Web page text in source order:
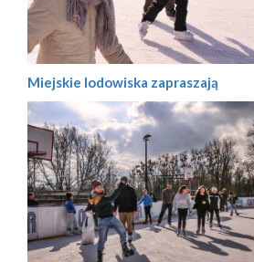
Miejskie lodowiska zapraszają